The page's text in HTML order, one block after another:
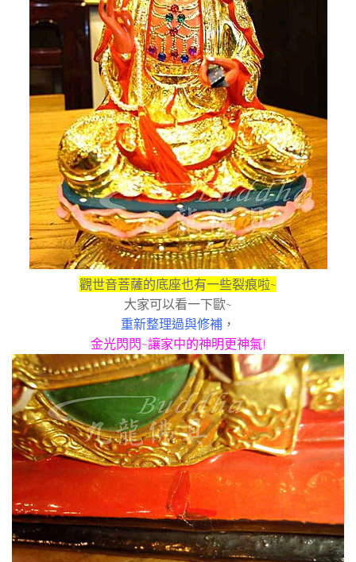
觀世音菩薩的底座也有一些裂痕啦~
大家可以看一下歐~
重新整理過與修補 ，
金光閃閃~讓家中的神明更神氣!